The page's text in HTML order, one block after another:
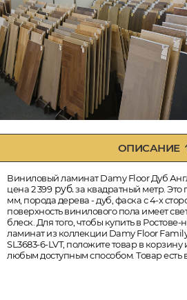
ОПИСАНИЕ
Виниловый ламинат Damy Floor Дуб
цена 2 399руб.за квадратный метр.
мм, порода дерева - дуб, фаска с 4-х
поверхность винилового пола имеет
блеск. Для того, чтобы купить в
ламинат из коллекции Damy Floor
SL3683-6-LVT, положите товар в
любым доступным способом. Товар есть